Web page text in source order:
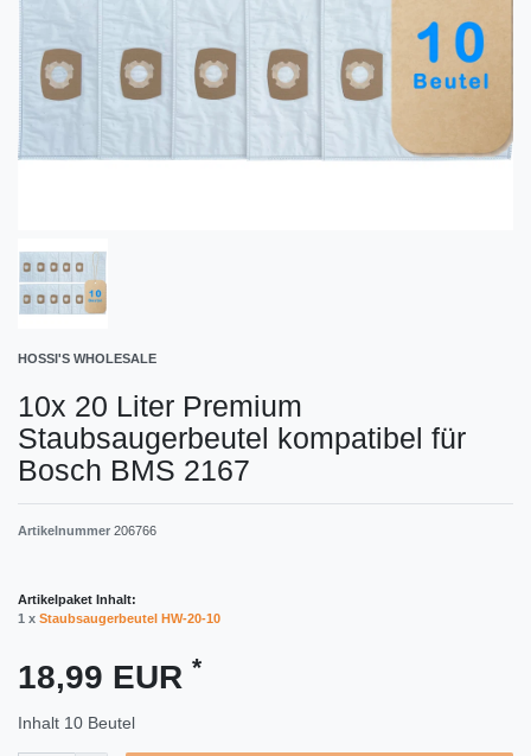
HOSSI'S WHOLESALE
10x 20 Liter Premium
Staubsaugerbeutel kompatibel für
Bosch BMS 2167
Artikelnummer 206766
Artikelpaket Inhalt:
1 x Staubsaugerbeutel HW-20-10
18,99 EUR *
Inhalt 10 Beutel